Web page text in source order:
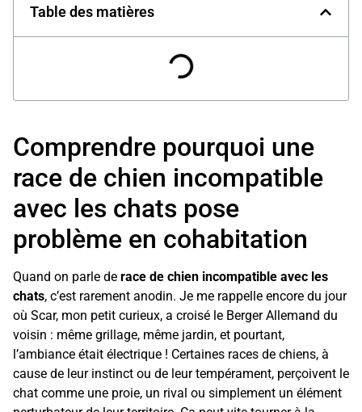
Table des matières
Comprendre pourquoi une
race de chien incompatible
avec les chats pose
problème en cohabitation
Quand on parle de race de chien incompatible avec les
chats, c’est rarement anodin. Je me rappelle encore du jour
où Scar, mon petit curieux, a croisé le Berger Allemand du
voisin : même grillage, même jardin, et pourtant,
l’ambiance était électrique ! Certaines races de chiens, à
cause de leur instinct ou de leur tempérament, perçoivent le
chat comme une proie, un rival ou simplement un élément